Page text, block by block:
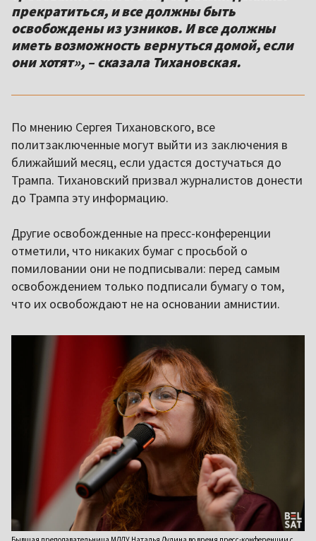
прекратиться, и все должны быть
освобождены из узников. И все должны
иметь возможность вернуться домой, если
они хотят», – сказала Тихановская.
По мнению Сергея Тихановского, все
политзаключенные могут выйти из заключения в
ближайший месяц, если удастся достучаться до
Трампа. Тихановский призвал журналистов донести
до Трампа эту информацию.
Другие освобожденные на пресс-конференции
отметили, что никаких бумаг с просьбой о
помиловании они не подписывали: перед самым
освобождением только подписали бумагу о том,
что их освобождают не на основании амнистии.